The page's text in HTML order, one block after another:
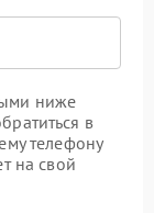
ниже
в
телефону
на свой